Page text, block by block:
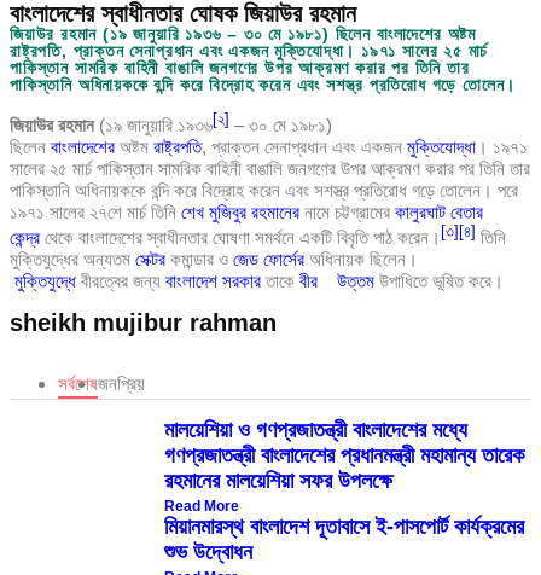
বাংলাদেশের স্বাধীনতার ঘোষক জিয়াউর রহমান
জিয়াউর রহমান (১৯ জানুয়ারি ১৯৩৬ – ৩০ মে ১৯৮১) ছিলেন বাংলাদেশের অষ্টম
রাষ্ট্রপতি, প্রাক্তন সেনাপ্রধান এবং একজন মুক্তিযোদ্ধা। ১৯৭১ সালের ২৫ মার্চ
পাকিস্তান সামরিক বাহিনী বাঙালি জনগণের উপর আক্রমণ করার পর তিনি তার
পাকিস্তানি অধিনায়ককে বন্দি করে বিদ্রোহ করেন এবং সশস্ত্র প্রতিরোধ গড়ে তোলেন।
জিয়াউর রহমান(১৯ জানুয়ারি ১৯৩৬ ২ – ৩০ মে ১৯৮১)
ছিলেন বাংলাদেশের অষ্টম রাষ্ট্রপতি, প্রাক্তন সেনাপ্রধান এবং একজন মুক্তিযোদ্ধা । ১৯৭১
সালের ২৫ মার্চ পাকিস্তান সামরিক বাহিনী বাঙালি জনগণের উপর আক্রমণ করার পর তিনি তার
পাকিস্তানি অধিনায়ককে বন্দি করে বিদ্রোহ করেন এবং সশস্ত্র প্রতিরোধ গড়ে তোলেন। পরে
১৯৭১ সালের ২৭শে মার্চ তিনি শেখ মুজিবুর রহমানের নামে চট্টগ্রামের কালুরঘাট বেতার
কেন্দ্র থেকে বাংলাদেশের স্বাধীনতার ঘোষণা সমর্থনে একটি বিবৃতি পাঠ করেন। ৩ ৪
তিনি
মুক্তিযুদ্ধের অন্যতম সেক্টর কমান্ডার ও জেড ফোর্সের অধিনায়ক ছিলেন।
মুক্তিযুদ্ধে বীরত্বের জন্য বাংলাদেশ সরকারতাকে বীর উত্তম উপাধিতে ভূষিত করে।
sheikh mujibur rahman
সর্বশেষজনপ্রিয়
মালয়েশিয়া ও গণপ্রজাতন্ত্রী বাংলাদেশের মধ্যে
গণপ্রজাতন্ত্রী বাংলাদেশের প্রধানমন্ত্রী মহামান্য তারেক
রহমানের মালয়েশিয়া সফর উপলক্ষে
Read More
মিয়ানমারস্থ বাংলাদেশ দূতাবাসে ই-পাসপোর্ট কার্যক্রমের
শুভ উদ্বোধন